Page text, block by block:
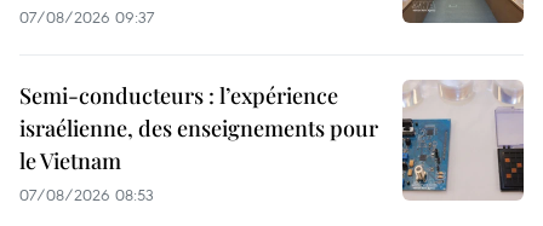
07/08/2026 09:37
Semi-conducteurs : l’expérience
israélienne, des enseignements pour
le Vietnam
07/08/2026 08:53